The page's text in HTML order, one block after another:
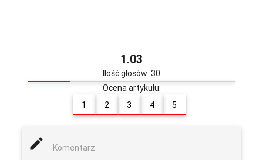
1.03
Ilość głosów: 30
Ocena artykułu:
1
2 3 4 5
mode_edit Komentarz